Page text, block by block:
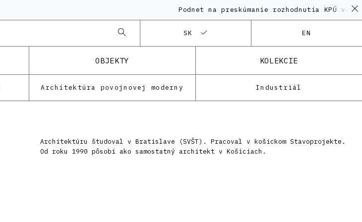
Podnet na preskúmanie rozhodnutia KPÚ vo
SK EN
OBJEKTY KOLEKCIE
Architektúra povojnovej moderny Industriál
Architektúru študoval v Bratislave (SVŠT). Pracoval v košickom Stavoprojekte.
Od roku 1990 pôsobí ako samostatný architekt v Košiciach.